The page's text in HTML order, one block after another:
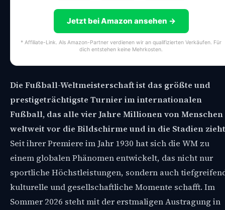
Jetzt bei Amazon ansehen →
* Affiliate-Link. Als Amazon-Partner verdienen wir an qualifizierten Verkäufen. Für
dich entstehen keine Mehrkosten.
Die Fußball-Weltmeisterschaft ist das größte und
prestigeträchtigste Turnier im internationalen
Fußball, das alle vier Jahre Millionen von Menschen
weltweit vor die Bildschirme und in die Stadien
Seit ihrer Premiere im Jahr 1930 hat sich die WM zu
einem globalen Phänomen entwickelt, das nicht nur
sportliche Höchstleistungen, sondern auch
kulturelle und gesellschaftliche Momente schafft. Im
Sommer 2026 steht mit der erstmaligen Austragung in